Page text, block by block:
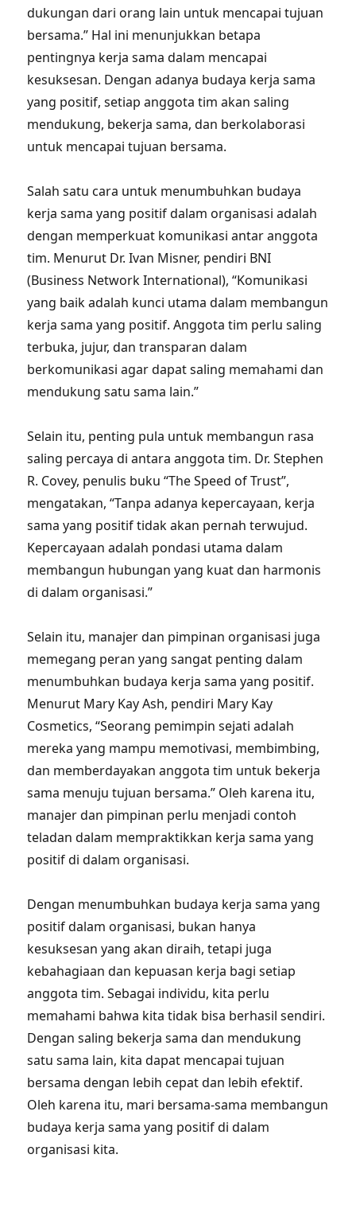
dukungan dari orang lain untuk mencapai tujuan
bersama.” Hal ini menunjukkan betapa
pentingnya kerja sama dalam mencapai
kesuksesan. Dengan adanya budaya kerja sama
yang positif, setiap anggota tim akan saling
mendukung, bekerja sama, dan berkolaborasi
untuk mencapai tujuan bersama.
Salah satu cara untuk menumbuhkan budaya
kerja sama yang positif dalam organisasi adalah
dengan memperkuat komunikasi antar anggota
tim. Menurut Dr. Ivan Misner, pendiri BNI
(Business Network International), “Komunikasi
yang baik adalah kunci utama dalam membangun
kerja sama yang positif. Anggota tim perlu saling
terbuka, jujur, dan transparan dalam
berkomunikasi agar dapat saling memahami dan
mendukung satu sama lain.”
Selain itu, penting pula untuk membangun rasa
saling percaya di antara anggota tim. Dr. Stephen
R. Covey, penulis buku “The Speed of Trust”,
mengatakan, “Tanpa adanya kepercayaan, kerja
sama yang positif tidak akan pernah terwujud.
Kepercayaan adalah pondasi utama dalam
membangun hubungan yang kuat dan harmonis
di dalam organisasi.”
Selain itu, manajer dan pimpinan organisasi juga
memegang peran yang sangat penting dalam
menumbuhkan budaya kerja sama yang positif.
Menurut Mary Kay Ash, pendiri Mary Kay
Cosmetics, “Seorang pemimpin sejati adalah
mereka yang mampu memotivasi, membimbing,
dan memberdayakan anggota tim untuk bekerja
sama menuju tujuan bersama.” Oleh karena itu,
manajer dan pimpinan perlu menjadi contoh
teladan dalam mempraktikkan kerja sama yang
positif di dalam organisasi.
Dengan menumbuhkan budaya kerja sama yang
positif dalam organisasi, bukan hanya
kesuksesan yang akan diraih, tetapi juga
kebahagiaan dan kepuasan kerja bagi setiap
anggota tim. Sebagai individu, kita perlu
memahami bahwa kita tidak bisa berhasil sendiri.
Dengan saling bekerja sama dan mendukung
satu sama lain, kita dapat mencapai tujuan
bersama dengan lebih cepat dan lebih efektif.
Oleh karena itu, mari bersama-sama membangun
budaya kerja sama yang positif di dalam
organisasi kita.